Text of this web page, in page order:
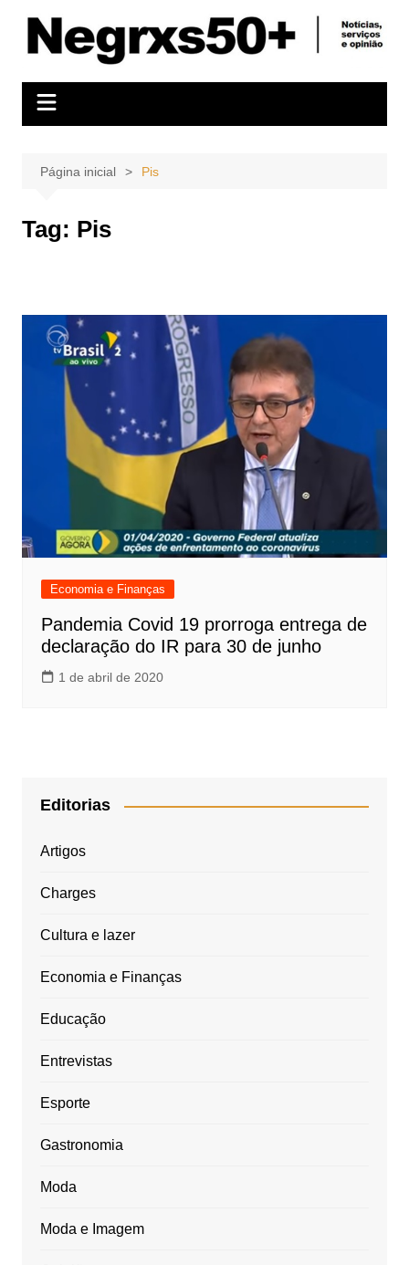
conteúdo
Página inicial Pis
Tag: Pis
Economia e Finanças
Pandemia Covid 19 prorroga entrega de
declaração do IR para 30 de junho
1 de abril de 2020
Editorias
Artigos
Charges
Cultura e lazer
Economia e Finanças
Educação
Entrevistas
Esporte
Gastronomia
Moda
Moda e Imagem